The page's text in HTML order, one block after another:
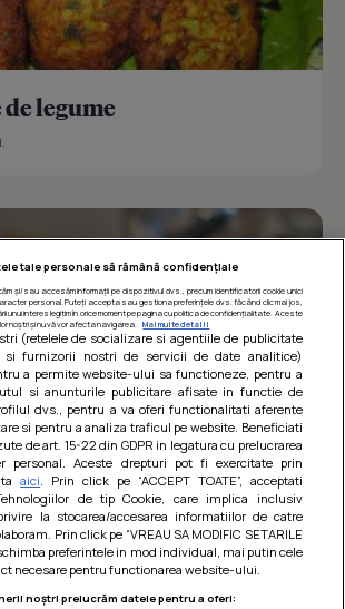
legume
vinete cu arpagic rosu
de preparat!
tale personale să rămână confidențiale
și/sau accesăm informații pe dispozitivul dvs., precum identificatorii cookie unici
personal. Puteți accepta sau gestiona preferințele dvs. făcând clic mai jos,
unui interes legitim în orice moment pe pagina cu politica de confidențialitate. Aceste
noștri și nu vă vor afecta navigarea.
Mai multe detalii
(retelele de socializare si agentiile de publicitate
si furnizorii nostri de servicii de date analitice)
a permite website-ului sa functioneze, pentru a
si anunturile publicitare afisate in functie de
dvs., pentru a va oferi functionalitati aferente
si pentru a analiza traficul pe website. Beneficiati
de art. 15-22 din GDPR in legatura cu prelucrarea
personal. Aceste drepturi pot fi exercitate prin
aici . Prin click pe “ACCEPT TOATE”, acceptati
de tip Cookie, care implica inclusiv
la stocarea/accesarea informatiilor de catre
Prin click pe “VREAU SA MODIFIC SETARILE
schimba preferintele in mod individual, mai putin cele
necesare pentru functionarea website-ului.
noștri prelucrăm datele pentru a oferi: